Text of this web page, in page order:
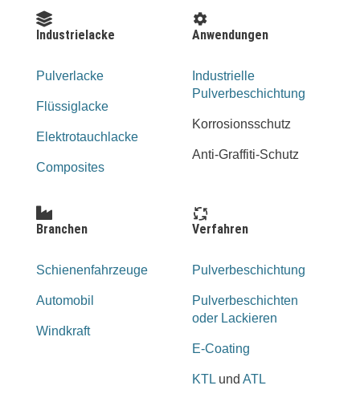
Industrielacke
Pulverlacke
Flüssiglacke
Elektrotauchlacke
Composites
Anwendungen
Industrielle
Pulverbeschichtung
Korrosionsschutz
Anti-Graffiti-Schutz
Branchen
Schienenfahrzeuge
Automobil
Windkraft
Verfahren
Pulverbeschichtung
Pulverbeschichten
oder Lackieren
E-Coating
KTL und ATL